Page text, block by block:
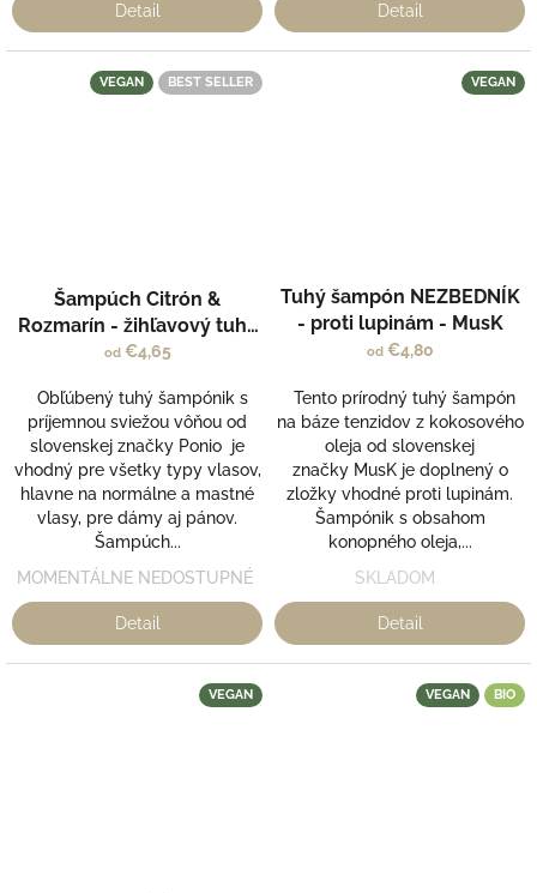
Detail Detail
VEGAN BEST SELLER
hodnotenie
produktu
je
z
5
hviezdičiek.
Šampúch Citrón &
Rozmarín - žihľavový tuhý
šampón - Ponio
od€4,65
Obľúbený tuhý šampónik s
príjemnou sviežou vôňou od
slovenskej značky Ponio je
vhodný pre všetky typy vlasov,
hlavne na normálne a mastné
vlasy, pre dámy aj pánov.
Šampúch...
MOMENTÁLNE NEDOSTUPNÉ
Detail
VEGAN
Tuhý šampón NEZBEDNÍK
- proti lupinám - MusK
od€4,80
Tento prírodný tuhý šampón
na báze tenzidov z kokosového
oleja od slovenskej
značky MusK je doplnený o
zložky vhodné proti lupinám.
Šampónik s obsahom
konopného oleja,...
SKLADOM
Detail
VEGAN VEGAN BIO